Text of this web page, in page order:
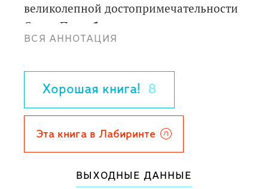
великолепной достопримечательности
Санкт-Петербурга.
Для старшего дошкольного и младшего
ВСЯ АННОТАЦИЯ
Хорошая книга! 8
Эта книга в Лабиринте
ВЫХОДНЫЕ ДАННЫЕ